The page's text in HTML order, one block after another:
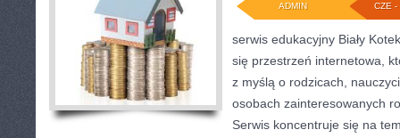
CZE -
ADMIN
serwis edukacyjny Biały
się przestrzeń internetowa,
z myślą o rodzicach,
osobach zainteresowanych
Serwis koncentruje się na